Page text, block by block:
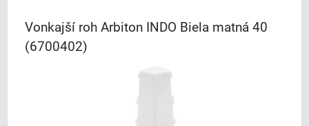
Vonkajší roh Arbiton INDO Biela matná 40
(6700402)